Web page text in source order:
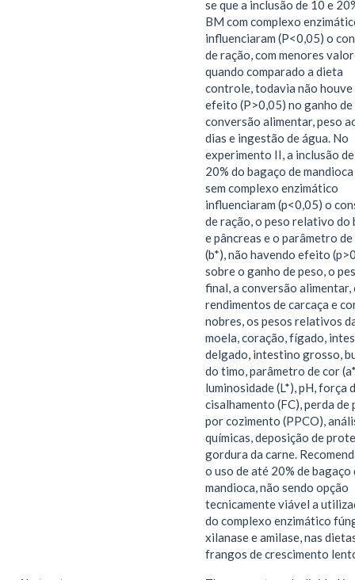
se que a inclusão de 10 e
BM com complexo
influenciaram (P<0,05) o
de ração, com menores
quando comparado a dieta
controle, todavia não houve
efeito (P>0,05) no ganho de
conversão alimentar, peso
dias e ingestão de água. No
experimento II, a inclusão
20% do bagaço de mandioca
sem complexo enzimático
influenciaram (p<0,05) o
de ração, o peso relativo do
e pâncreas e o parâmetro
(b*), não havendo efeito
sobre o ganho de peso, o
final, a conversão alimentar,
rendimentos de carcaça e
nobres, os pesos relativos
moela, coração, fígado,
delgado, intestino grosso,
do timo, parâmetro de cor
luminosidade (L*), pH, força
cisalhamento (FC), perda de
por cozimento (PPCO),
químicas, deposição de
gordura da carne.
o uso de até 20% de bagaço
mandioca, não sendo opção
tecnicamente viável a
do complexo enzimático
xilanase e amilase, nas
frangos de crescimento